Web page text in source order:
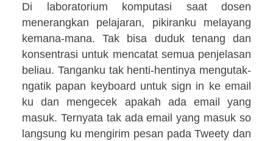
Di laboratorium komputasi saat dosen
menerangkan pelajaran, pikiranku melayang
kemana-mana. Tak bisa duduk tenang dan
konsentrasi untuk mencatat semua penjelasan
beliau. Tanganku tak henti-hentinya mengutak-
ngatik papan keyboard untuk sign in ke email
ku dan mengecek apakah ada email yang
masuk. Ternyata tak ada email yang masuk so
langsung ku mengirim pesan pada Tweety dan